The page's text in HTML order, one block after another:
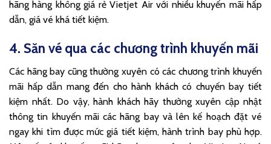
hãng hàng không giá rẻ Vietjet Air với nhiều khuyến mãi hấp
dẫn, giá vé khá tiết kiệm.
4. Săn vé qua các chương trình khuyến mãi
Các hãng bay cũng thường xuyên có các chương trình khuyến
mãi hấp dẫn mang đến cho hành khách có chuyến bay tiết
kiệm nhất. Do vậy, hành khách hãy thường xuyên cập nhật
thông tin khuyến mãi các hãng bay và lên kế hoạch đặt vé
ngay khi tìm được mức giá tiết kiệm, hành trình bay phù hợp.